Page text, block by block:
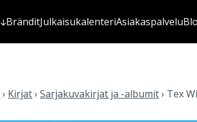
BränditJulkaisukalenteriAsiakaspalvelu
› Kirjat›Sarjakuvakirjat ja -albumit› Tex